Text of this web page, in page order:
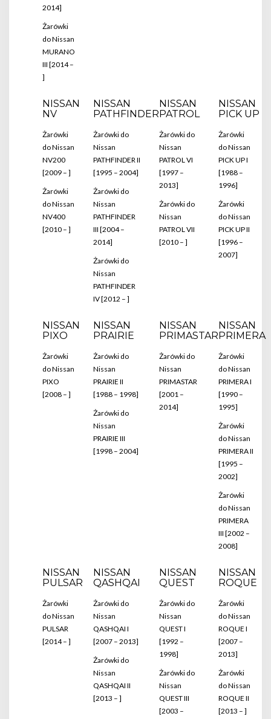
2014]
Żarówki
do Nissan
MURANO
III [2014 –
]
NISSAN
NV
Żarówki
do Nissan
NV200
[2009 – ]
Żarówki
do Nissan
NV400
[2010 – ]
NISSAN
PATHFINDER
Żarówki do
Nissan
PATHFINDER II
[1995 – 2004]
Żarówki do
Nissan
PATHFINDER
III [2004 –
2014]
Żarówki do
Nissan
PATHFINDER
IV [2012 – ]
NISSAN
PATROL
Żarówki do
Nissan
PATROL VI
[1997 –
2013]
Żarówki do
Nissan
PATROL VII
[2010 – ]
NISSAN
PICK UP
Żarówki
do Nissan
PICK UP I
[1988 –
1996]
Żarówki
do Nissan
PICK UP II
[1996 –
2007]
NISSAN
PIXO
Żarówki
do Nissan
PIXO
[2008 – ]
NISSAN
PRAIRIE
Żarówki do
Nissan
PRAIRIE II
[1988 – 1998]
Żarówki do
Nissan
PRAIRIE III
[1998 – 2004]
NISSAN
PRIMASTAR
Żarówki do
Nissan
PRIMASTAR
[2001 –
2014]
NISSAN
PRIMERA
Żarówki
do Nissan
PRIMERA I
[1990 –
1995]
Żarówki
do Nissan
PRIMERA II
[1995 –
2002]
Żarówki
do Nissan
PRIMERA
III [2002 –
2008]
NISSAN
PULSAR
Żarówki
do Nissan
PULSAR
[2014 – ]
NISSAN
QASHQAI
Żarówki do
Nissan
QASHQAI I
[2007 – 2013]
Żarówki do
Nissan
QASHQAI II
[2013 – ]
NISSAN
QUEST
Żarówki do
Nissan
QUEST I
[1992 –
1998]
Żarówki do
Nissan
QUEST III
[2003 –
NISSAN
ROQUE
Żarówki
do Nissan
ROQUE I
[2007 –
2013]
Żarówki
do Nissan
ROQUE II
[2013 – ]